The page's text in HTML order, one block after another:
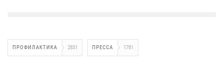
ПРОФИЛАКТИКА 2831 ПРЕССА 1781